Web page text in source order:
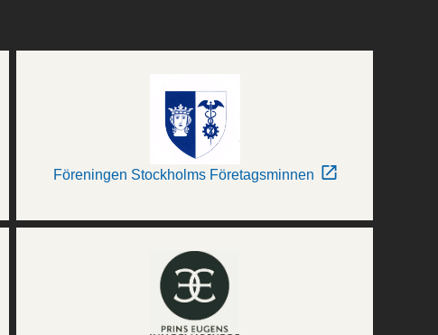
Föreningen Stockholms Företagsminnen